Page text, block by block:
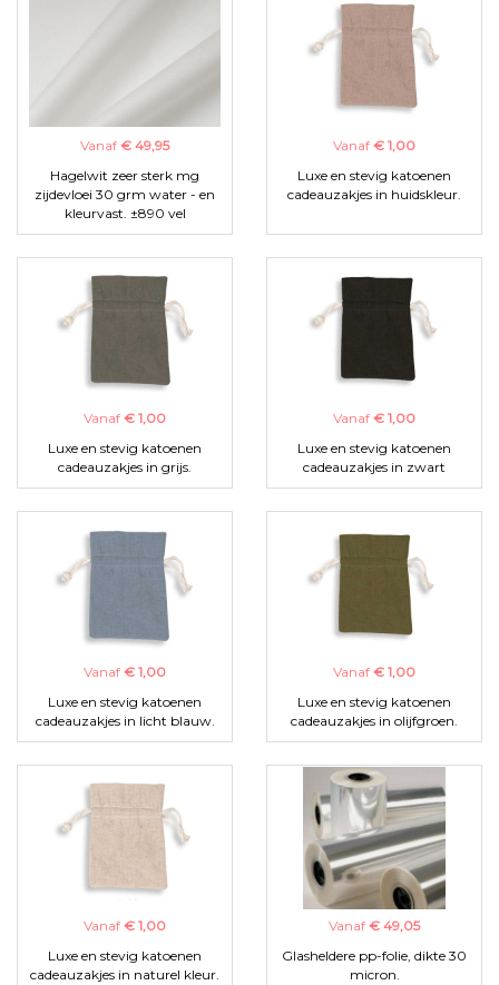
Vanaf € 49,95
Hagelwit zeer sterk mg
zijdevloei 30 grm water - en
kleurvast. ±890 vel
Vanaf € 1,00
Luxe en stevig katoenen
cadeauzakjes in huidskleur.
Vanaf € 1,00
Luxe en stevig katoenen
cadeauzakjes in grijs.
Vanaf € 1,00
Luxe en stevig katoenen
cadeauzakjes in zwart
Vanaf € 1,00
Luxe en stevig katoenen
cadeauzakjes in licht blauw.
Vanaf € 1,00
Luxe en stevig katoenen
cadeauzakjes in olijfgroen.
Vanaf € 1,00
Luxe en stevig katoenen
cadeauzakjes in naturel kleur.
Vanaf € 49,05
Glasheldere pp-folie, dikte 30
micron.